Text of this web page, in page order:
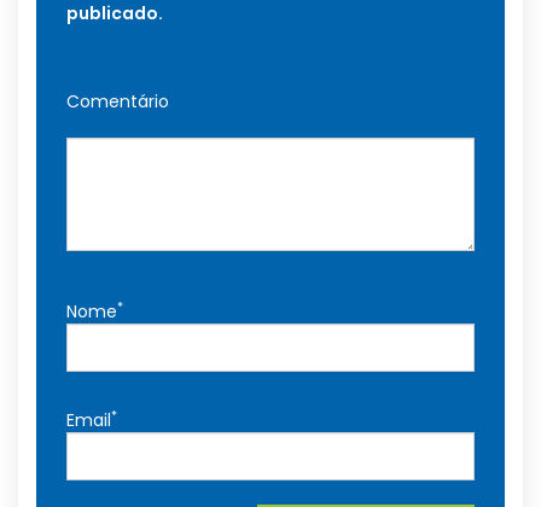
publicado.
Comentário
Nome*
Email*